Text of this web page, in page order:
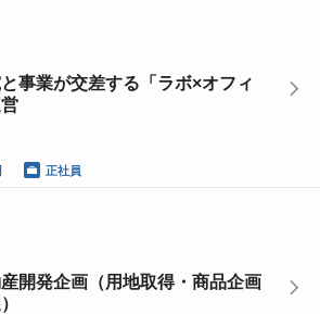
事業が交差する「ラボ×オフィ
正社員
産開発企画（用地取得・商品企画